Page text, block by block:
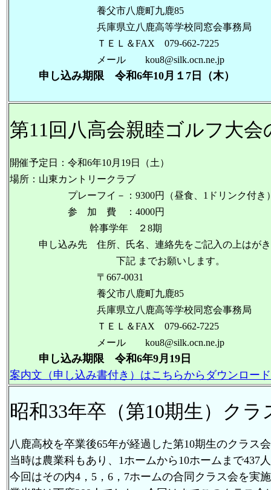
養父市八鹿町九鹿85
兵庫県立八鹿高等学校同窓会事務局
ＴＥＬ＆FAX 079-662-7225
メール kou8@silk.ocn.ne.jp
申し込み期限 令和6年10月１7日（木）
第11回八高会親睦ゴルフ大会
開催予定日：令和6年10月19日（土）
場所：山東カントリークラブ
プレーフイ－：9300円（昼食、1ドリンク付き
参 加 費 ：4000円
幹事学年 ２8期
申し込み先 住所、氏名、連絡先をご記入の上はがき
下記 までお願いします。
〒667-0031
養父市八鹿町九鹿85
兵庫県立八鹿高等学校同窓会事務局
ＴＥＬ＆FAX 079-662-7225
メール kou8@silk.ocn.ne.jp
申し込み期限 令和6年9月19日
案内文（申し込み書付き）はこちらからダウンロー
昭和33年卒（第10期生）クラ
八鹿高校を卒業後65年が経過した第10期生のクラス
当時は農業科もあり、1ホームから10ホームまで437
今回はその内4，5，6，7ホームの合同クラス会を実